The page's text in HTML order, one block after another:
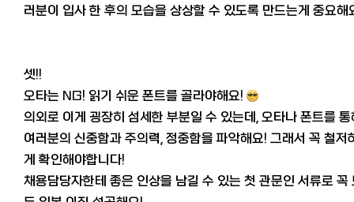
러분이 입사 한 후의 모습을 상상할 수 있도록 만드는게 중요해
셋!!
오타는 NG! 읽기 쉬운 폰트를 골라야해요!
의외로 이게 굉장히 섬세한 부분일 수 있는데, 오타나 폰트를 통
여러분의 신중함과 주의력, 정중함을 파악해요! 그래서 꼭 철저
게 확인해야합니다!
채용담당자한테 좋은 인상을 남길 수 있는 첫 관문인 서류로 꼭